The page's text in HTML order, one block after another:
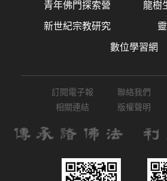
青年佛門探索營 龍樹
新世紀宗教研究
數位學習網
訂閱電子報 聯絡我們
相關連結
版權聲明